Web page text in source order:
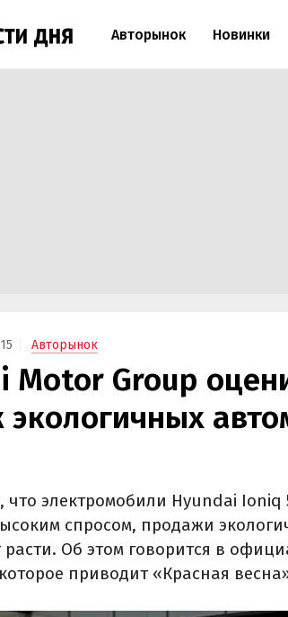
Авторынок Новинки
Авторынок
Motor Group
что электромобили Hyundai Ioniq
спросом, продажи
расти. Об этом говорится в
приводит «Красная